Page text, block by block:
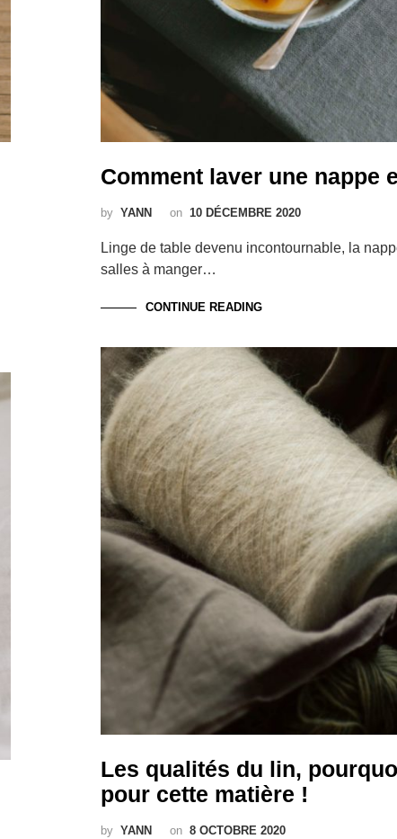
Comment laver une nappe
by YANN on 10 DÉCEMBRE 2020
Linge de table devenu incontournable, la
salles à manger…
CONTINUE READING
Les qualités du lin,
pour cette matière !
by YANN on 8 OCTOBRE 2020